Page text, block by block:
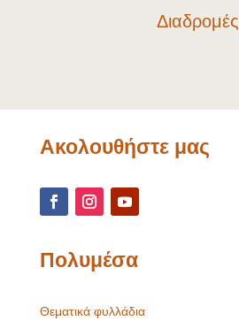
Διαδρομές
Ακολουθήστε μας
Πολυμέσα
Θεματικά φυλλάδια